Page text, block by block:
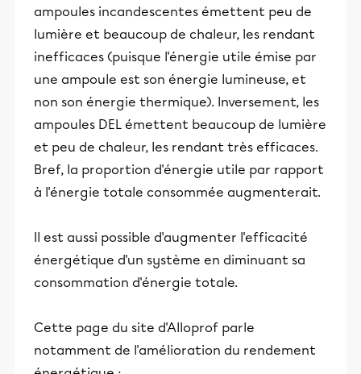
ampoules incandescentes émettent peu de
lumière et beaucoup de chaleur, les rendant
inefficaces (puisque l'énergie utile émise par
une ampoule est son énergie lumineuse, et
non son énergie thermique). Inversement, les
ampoules DEL émettent beaucoup de lumière
et peu de chaleur, les rendant très efficaces.
Bref, la proportion d'énergie utile par rapport
à l'énergie totale consommée augmenterait.
Il est aussi possible d'augmenter l'efficacité
énergétique d'un système en diminuant sa
consommation d'énergie totale.
Cette page du site d'Alloprof parle
notamment de l'amélioration du rendement